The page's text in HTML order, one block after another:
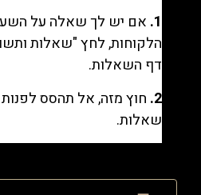
1. אם יש לך שאלה על
הלקוחות, לחץ "שאלות
דף השאלות.
2. חוץ מזה, אל תהסס
שאלות.